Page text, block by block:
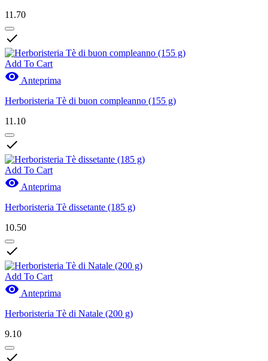
11.70

Add To Cart
 Anteprima
Herboristeria Tè di buon compleanno (155 g)
11.10

Add To Cart
 Anteprima
Herboristeria Tè dissetante (185 g)
10.50

Add To Cart
 Anteprima
Herboristeria Tè di Natale (200 g)
9.10
